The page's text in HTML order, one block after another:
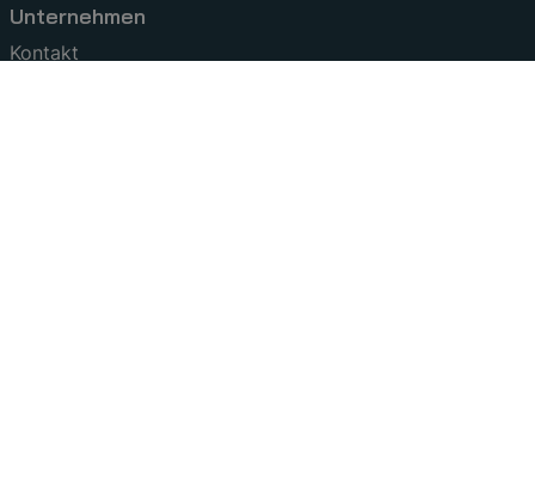
Unternehmen
Kontakt